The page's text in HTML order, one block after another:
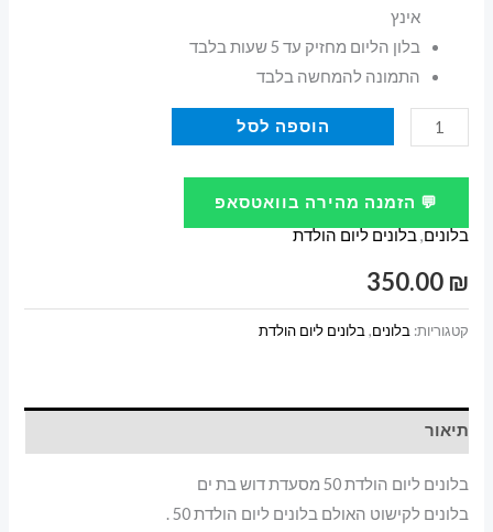
אינץ
בלון הליום מחזיק עד 5 שעות בלבד
התמונה להמחשה בלבד
כמות
של
בלונים
הולדת
דוש
הוספה לסל
💬 הזמנה מהירה בוואטסאפ
בלונים,בלונים ליום הולדת
350.00 ₪
קטגוריות: בלונים, בלונים ליום הולדת
תיאור
בלונים ליום הולדת 50 מסעדת דוש בת ים
בלונים לקישוט האולם בלונים ליום הולדת 50 .